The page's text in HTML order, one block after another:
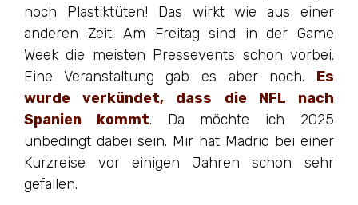
noch Plastiktüten! Das wirkt wie aus einer
anderen Zeit. Am Freitag sind in der Game
Week die meisten Pressevents schon vorbei.
Eine Veranstaltung gab es aber noch. Es
wurde verkündet, dass die NFL nach
Spanien kommt. Da möchte ich 2025
unbedingt dabei sein. Mir hat Madrid bei einer
Kurzreise vor einigen Jahren schon sehr
gefallen.